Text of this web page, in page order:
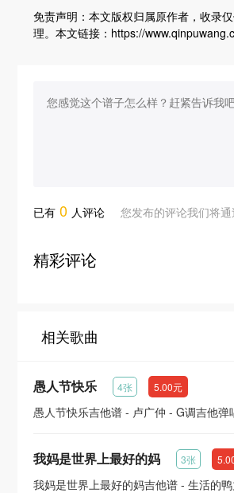
免责声明：本文版权归属原作者，收录
理。本文链接：https://
已有 0 人评论 您发布的评论我们将
精彩评论
相关歌曲
愚人节快乐 4张 5.00元
愚人节快乐吉他谱 - 卢广仲 - G调吉他弹
我妈是世界上最好的妈 3张
我妈是世界上最好的妈吉他谱 - 生活的